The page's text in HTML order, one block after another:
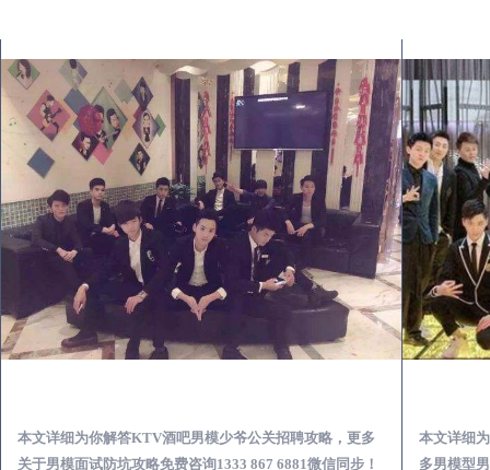
本文详细为你解答KTV酒吧男模少爷公关招聘攻略，更多
关于男模面试防坑攻略免费咨询1333 867 6881微信同步！
本文详细
多男模型